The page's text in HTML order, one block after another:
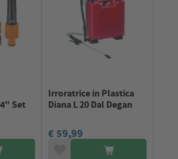
Set
Irroratrice in Plastica
Diana L 20 Dal Degan
€ 59,99